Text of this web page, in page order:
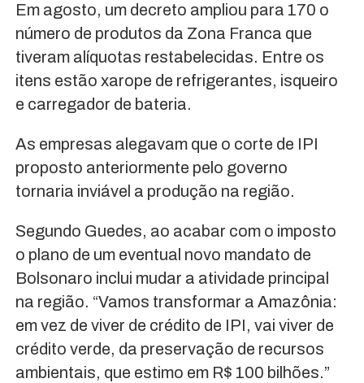
Em agosto, um decreto ampliou para 170 o
número de produtos da Zona Franca que
tiveram alíquotas restabelecidas. Entre os
itens estão xarope de refrigerantes, isqueiro
e carregador de bateria.
As empresas alegavam que o corte de IPI
proposto anteriormente pelo governo
tornaria inviável a produção na região.
Segundo Guedes, ao acabar com o imposto
o plano de um eventual novo mandato de
Bolsonaro inclui mudar a atividade principal
na região. “Vamos transformar a Amazônia:
em vez de viver de crédito de IPI, vai viver de
crédito verde, da preservação de recursos
ambientais, que estimo em R$ 100 bilhões.”